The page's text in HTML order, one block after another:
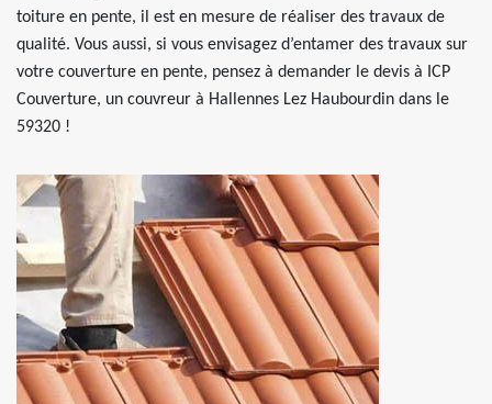
toiture en pente, il est en mesure de réaliser des travaux de
qualité. Vous aussi, si vous envisagez d’entamer des travaux sur
votre couverture en pente, pensez à demander le devis à ICP
Couverture, un couvreur à Hallennes Lez Haubourdin dans le
59320 !